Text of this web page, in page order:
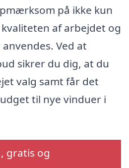
på ikke kun
af arbejdet og
Ved at
sikrer du dig, at du
valg samt får det
til nye vinduer i
gratis og